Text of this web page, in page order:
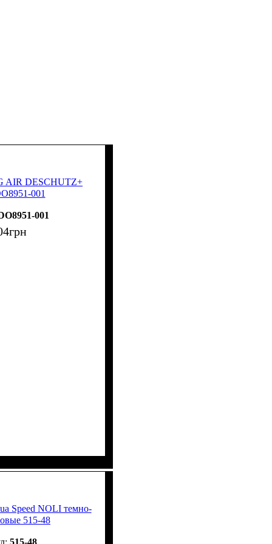
AIR DESCHUTZ+
001
001
грн
Speed NOLI темно-
515-48
515-48